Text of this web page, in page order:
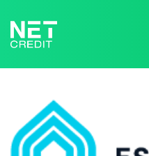
NetCredit.lv